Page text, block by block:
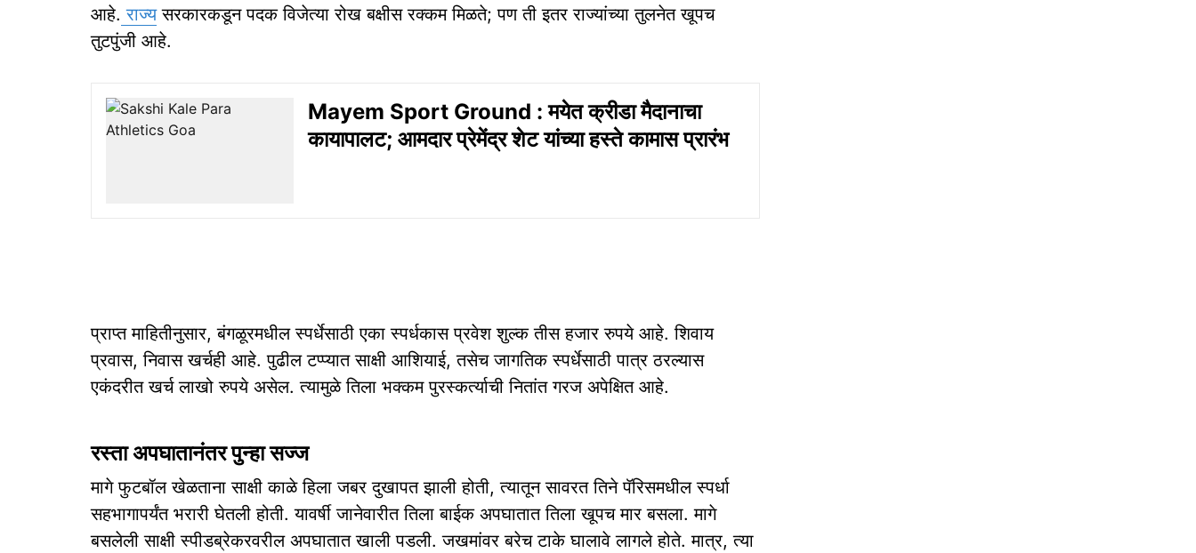
आहे. राज्यसरकारकडून पदक विजेत्या रोख बक्षीस रक्कम मिळते; पण ती इतर राज्यांच्या तुलनेत खूपच
तुटपुंजी आहे.
Mayem Sport Ground : मयेत क्रीडा मैदानाचा
कायापालट; आमदार प्रेमेंद्र शेट यांच्या हस्ते कामास प्रारंभ
प्राप्त माहितीनुसार, बंगळूरमधील स्पर्धेसाठी एका स्पर्धकास प्रवेश शुल्क तीस हजार रुपये आहे. शिवाय
प्रवास, निवास खर्चही आहे. पुढील टप्प्यात साक्षी आशियाई, तसेच जागतिक स्पर्धेसाठी पात्र ठरल्यास
एकंदरीत खर्च लाखो रुपये असेल. त्यामुळे तिला भक्कम पुरस्कर्त्याची नितांत गरज अपेक्षित आहे.
रस्ता अपघातानंतर पुन्हा सज्ज
मागे फुटबॉल खेळताना साक्षी काळे हिला जबर दुखापत झाली होती, त्यातून सावरत तिने पॅरिसमधील स्पर्धा
सहभागापर्यंत भरारी घेतली होती. यावर्षी जानेवारीत तिला बाईक अपघातात तिला खूपच मार बसला. मागे
बसलेली साक्षी स्पीडब्रेकरवरील अपघातात खाली पडली. जखमांवर बरेच टाके घालावे लागले होते. मात्र, त्या